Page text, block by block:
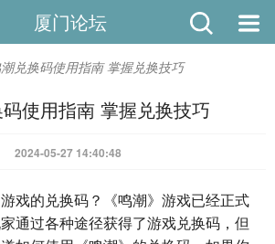
厦门论坛
兑换码使用指南 掌握兑换技巧
使用指南 掌握兑换技巧
2024-05-27 14:40:48
戏的兑换码？《鸣潮》游戏已经正式
通过各种途径获得了游戏兑换码，但